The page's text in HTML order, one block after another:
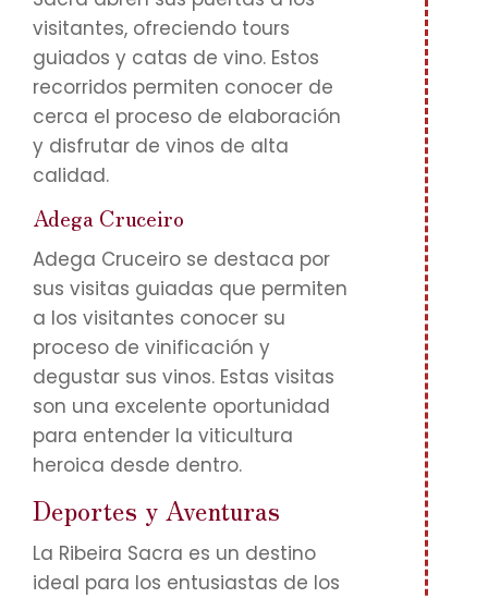
visitantes, ofreciendo tours
guiados y catas de vino. Estos
recorridos permiten conocer de
cerca el proceso de elaboración
y disfrutar de vinos de alta
calidad.
Adega Cruceiro
Adega Cruceiro se destaca por
sus visitas guiadas que permiten
a los visitantes conocer su
proceso de vinificación y
degustar sus vinos. Estas visitas
son una excelente oportunidad
para entender la viticultura
heroica desde dentro.
Deportes y Aventuras
La Ribeira Sacra es un destino
ideal para los entusiastas de los